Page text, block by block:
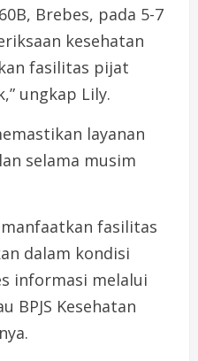
Brebes, pada 5-7
kesehatan
fasilitas pijat
ungkap Lily.
layanan
selama musim
fasilitas
dalam kondisi
informasi melalui
BPJS Kesehatan